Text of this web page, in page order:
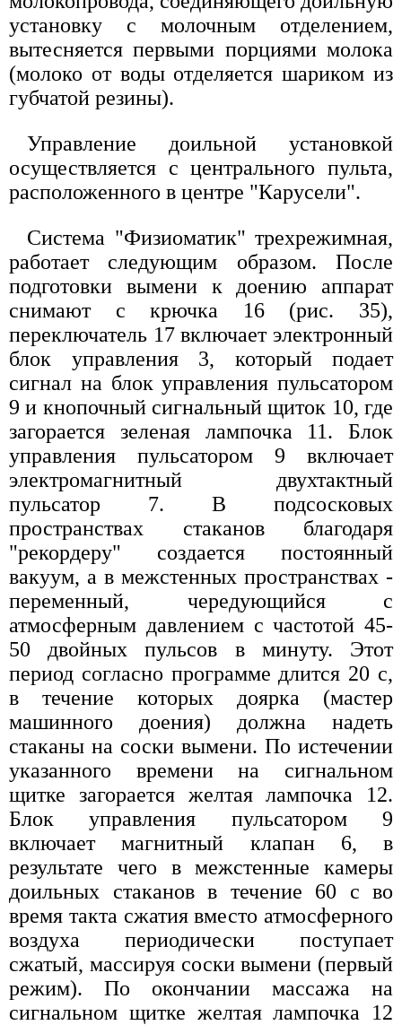
установку с молочным отделением,
вытесняется первыми порциями молока
(молоко от воды отделяется шариком из
губчатой резины).
Управление доильной установкой
осуществляется с центрального пульта,
расположенного в центре "Карусели".
Система "Физиоматик" трехрежимная,
работает следующим образом. После
подготовки вымени к доению аппарат
снимают с крючка 16 (рис. 35),
переключатель 17 включает электронный
блок управления 3, который подает
сигнал на блок управления пульсатором
9 и кнопочный сигнальный щиток 10, где
загорается зеленая лампочка 11. Блок
управления пульсатором 9 включает
электромагнитный двухтактный
пульсатор 7. В подсосковых
пространствах стаканов благодаря
"рекордеру" создается постоянный
вакуум, а в межстенных пространствах -
переменный, чередующийся с
атмосферным давлением с частотой 45-
50 двойных пульсов в минуту. Этот
период согласно программе длится 20 с,
в течение которых доярка (мастер
машинного доения) должна надеть
стаканы на соски вымени. По истечении
указанного времени на сигнальном
щитке загорается желтая лампочка 12.
Блок управления пульсатором 9
включает магнитный клапан 6, в
результате чего в межстенные камеры
доильных стаканов в течение 60 с во
время такта сжатия вместо атмосферного
воздуха периодически поступает
сжатый, массируя соски вымени (первый
режим). По окончании массажа на
сигнальном щитке желтая лампочка 12